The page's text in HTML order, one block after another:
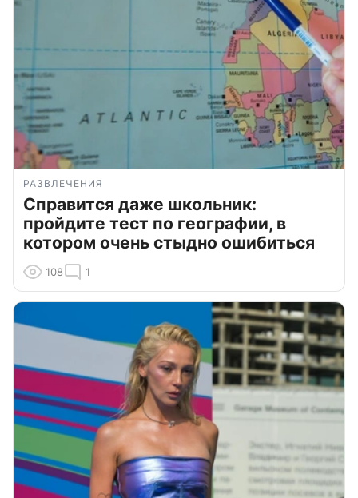
РАЗВЛЕЧЕНИЯ
Справится даже школьник:
пройдите тест по географии, в
котором очень стыдно ошибиться
108 1